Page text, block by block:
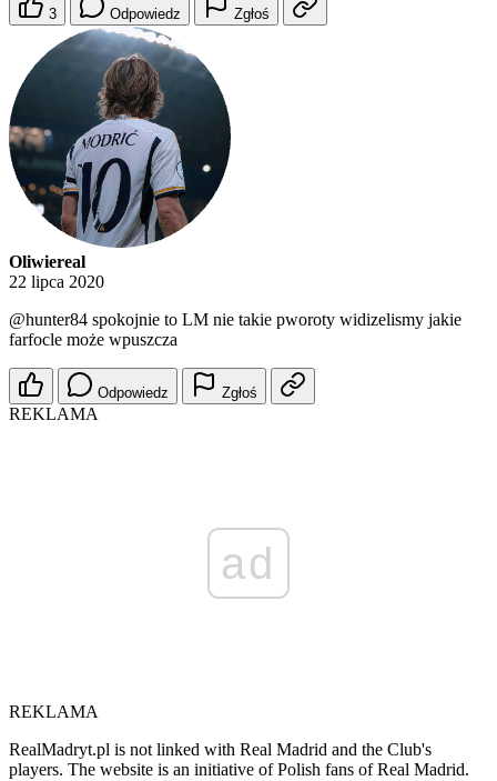
3 Odpowiedz Zgłoś
Oliwiereal
22 lipca 2020
@hunter84 spokojnie to LM nie takie pworoty widizelismy jakie
farfocle może wpuszcza
Odpowiedz Zgłoś
REKLAMA
ad
REKLAMA
RealMadryt.pl is not linked with Real Madrid and the Club's
players. The website is an initiative of Polish fans of Real Madrid.